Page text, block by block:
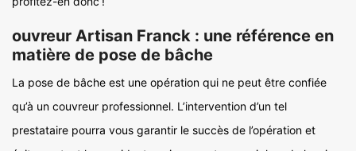
ouvreur Artisan Franck : une référence en
matière de pose de bâche
La pose de bâche est une opération qui ne peut être confiée
qu’à un couvreur professionnel. L’intervention d’un tel
prestataire pourra vous garantir le succès de l’opération et